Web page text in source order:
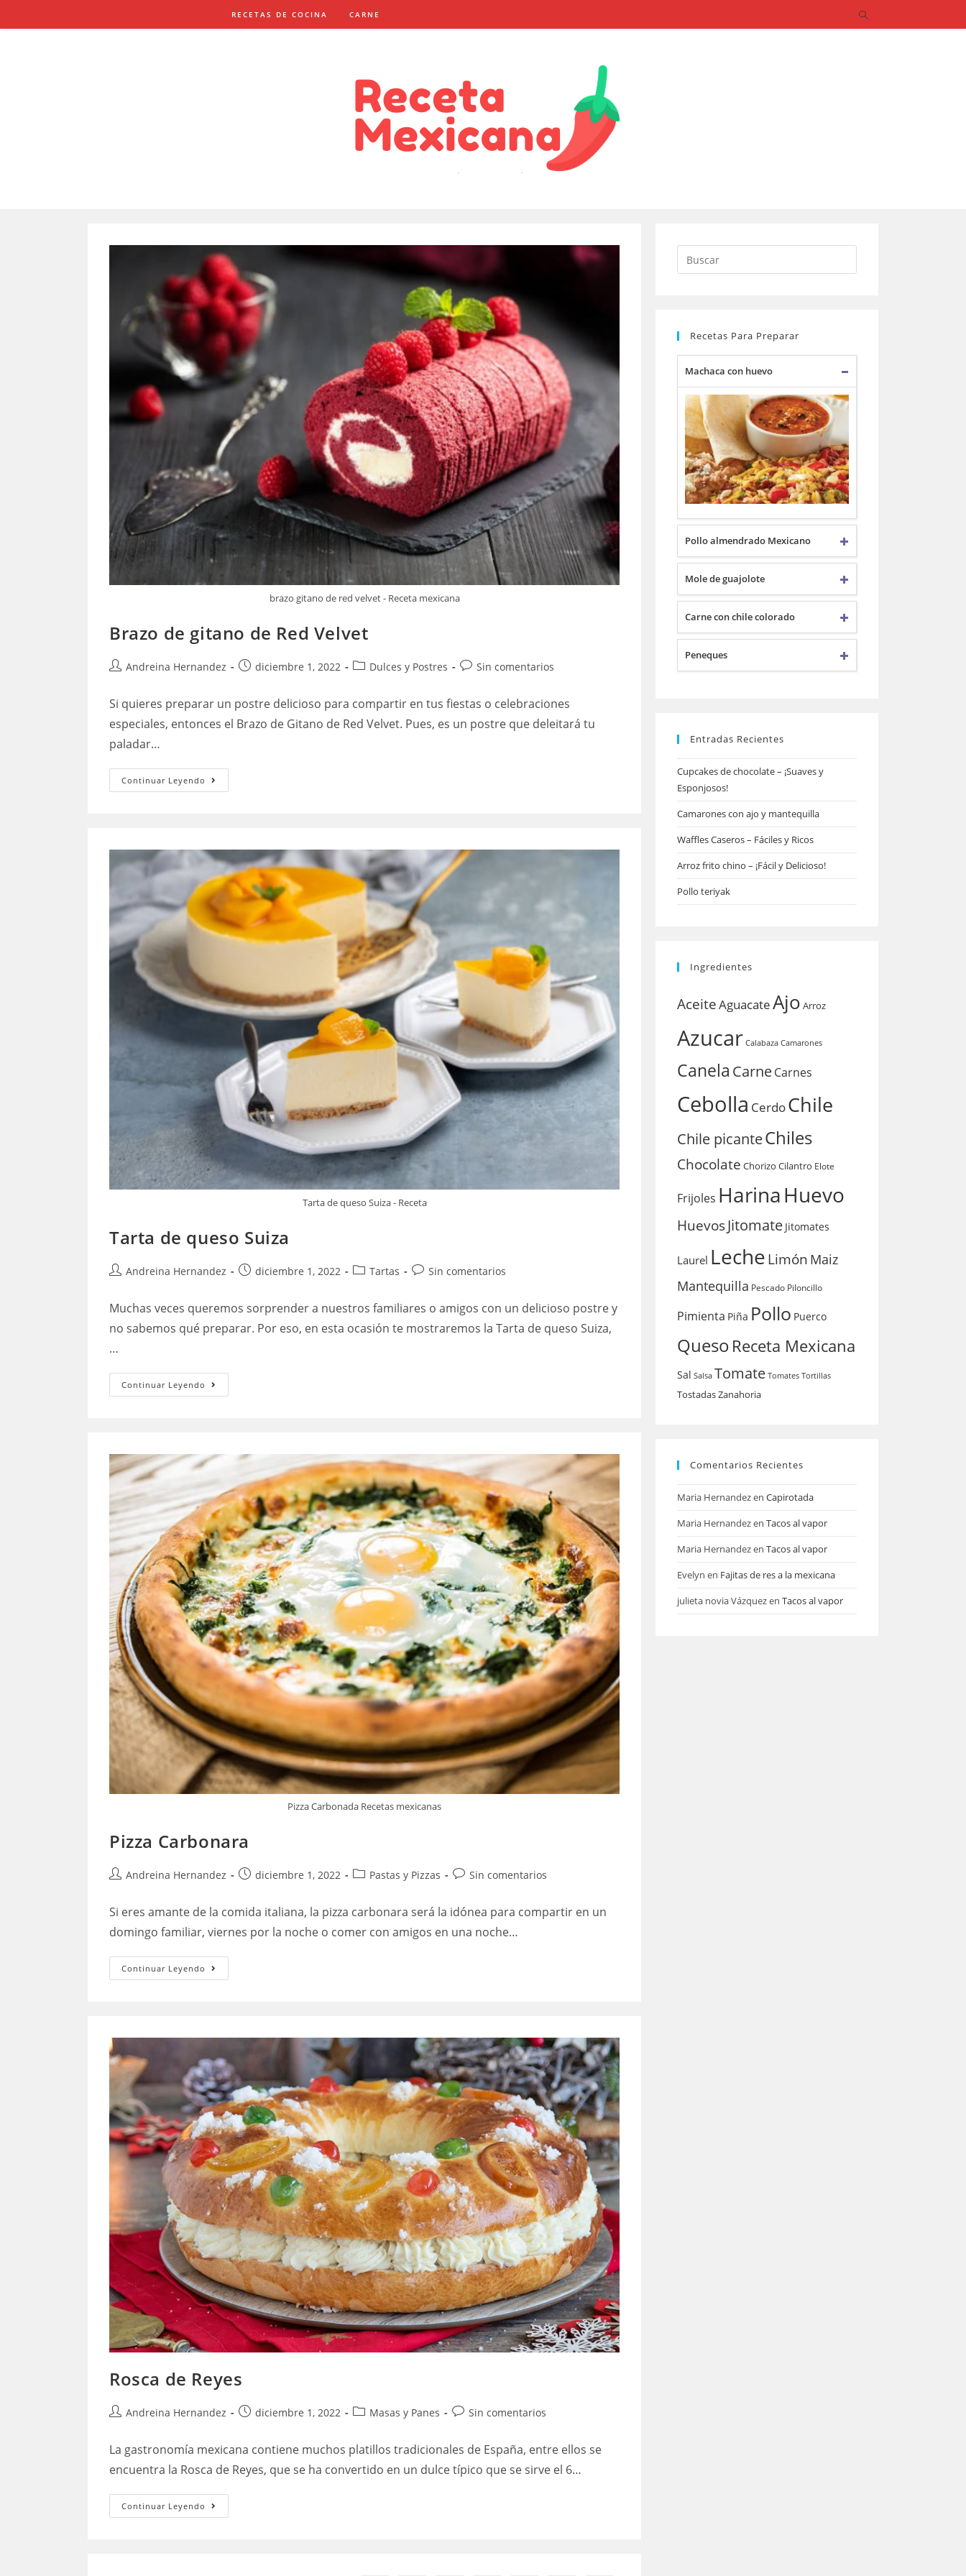
al
RECETAS DE COCINA CARNE
brazo gitano de red velvet - Receta mexicana
Brazo de gitano de Red Velvet
Autor
la
entrada:
Andreina Hernandez
Publicación
entrada:
diciembre 1, 2022
Categoría
entrada:
Dulces y Postres
Comentarios
entrada:
Sin comentarios
Si quieres preparar un postre delicioso para compartir en tus fiestas o celebraciones
especiales, entonces el Brazo de Gitano de Red Velvet. Pues, es un postre que deleitará tu
paladar…
Continuar Leyendo
de
Red
Velvet
Tarta de queso Suiza - Receta
Tarta de queso Suiza
Autor
entrada:
Andreina Hernandez
Publicación
entrada:
diciembre 1, 2022
Categoría
entrada:
Tartas
Comentarios
entrada:
Sin comentarios
Muchas veces queremos sorprender a nuestros familiares o amigos con un delicioso postre y
no sabemos qué preparar. Por eso, en esta ocasión te mostraremos la Tarta de queso Suiza,
…
Continuar Leyendo
de
Pizza Carbonada Recetas mexicanas
Pizza Carbonara
Autor
la
entrada:
Andreina Hernandez
Publicación
la
entrada:
diciembre 1, 2022
Categoría
entrada:
Pastas y Pizzas
Comentarios
la
entrada:
Sin comentarios
Si eres amante de la comida italiana, la pizza carbonara será la idónea para compartir en un
domingo familiar, viernes por la noche o comer con amigos en una noche…
Continuar Leyendo
Carbonara
Rosca de Reyes
Autor
la
entrada:
Andreina Hernandez
Publicación
entrada:
diciembre 1, 2022
Categoría
la
entrada:
Masas y Panes
Comentarios
entrada:
Sin comentarios
La gastronomía mexicana contiene muchos platillos tradicionales de España, entre ellos se
encuentra la Rosca de Reyes, que se ha convertido en un dulce típico que se sirve el 6…
Continuar Leyendo
de
Buscar:
Recetas Para Preparar
Machaca con huevo
Pollo almendrado Mexicano
Mole de guajolote
Carne con chile colorado
Peneques
Entradas Recientes
Cupcakes de chocolate – ¡Suaves y
Esponjosos!
Camarones con ajo y mantequilla
Waffles Caseros – Fáciles y Ricos
Arroz frito chino – ¡Fácil y Delicioso!
Pollo teriyak
Ingredientes
AceiteAguacateAjo Arroz
Azucar Calabaza Camarones
Canela CarneCarnes
Cebolla CerdoChile
Chile picanteChiles
Chocolate Chorizo Cilantro Elote
Frijoles HarinaHuevo
HuevosJitomate Jitomates
Laurel LecheLimón Maiz
Mantequilla Pescado Piloncillo
Pimienta Piña Pollo Puerco
QuesoReceta Mexicana
Sal Salsa Tomate Tomates Tortillas
TostadasZanahoria
Comentarios Recientes
Maria Hernandezen Capirotada
Maria Hernandezen Tacos al vapor
Maria Hernandezen Tacos al vapor
Evelyn en Fajitas de res a la mexicana
julieta novia Vázquezen Tacos al vapor